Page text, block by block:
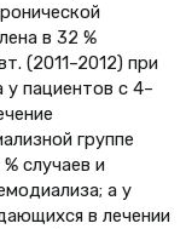
в 32 %
(2011–2012) при
пациентов с 4–
группе
случаев и
а у
в лечении